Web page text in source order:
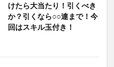
けたら大当たり！引くべき
か？引くなら○○連まで！今
回はスキル玉付き！